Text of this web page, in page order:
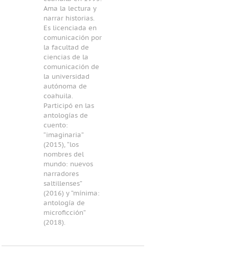
Ama la lectura y
narrar historias.
Es licenciada en
comunicación por
la facultad de
ciencias de la
comunicación de
la universidad
autónoma de
coahuila.
Participó en las
antologías de
cuento:
“imaginaria”
(2015), “los
nombres del
mundo: nuevos
narradores
saltillenses”
(2016) y “mínima:
antología de
microficción”
(2018).